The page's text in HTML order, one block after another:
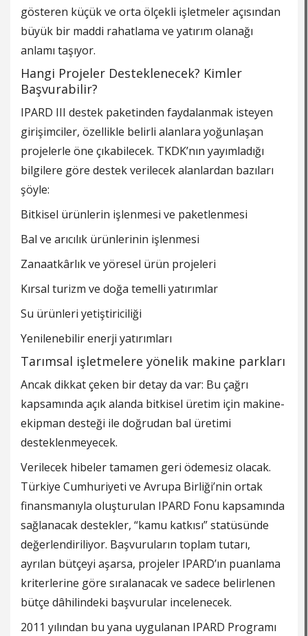
gösteren küçük ve orta ölçekli işletmeler açısından
büyük bir maddi rahatlama ve yatırım olanağı
anlamı taşıyor.
Hangi Projeler Desteklenecek? Kimler
Başvurabilir?
IPARD III destek paketinden faydalanmak isteyen
girişimciler, özellikle belirli alanlara yoğunlaşan
projelerle öne çıkabilecek. TKDK’nın yayımladığı
bilgilere göre destek verilecek alanlardan bazıları
şöyle:
Bitkisel ürünlerin işlenmesi ve paketlenmesi
Bal ve arıcılık ürünlerinin işlenmesi
Zanaatkârlık ve yöresel ürün projeleri
Kırsal turizm ve doğa temelli yatırımlar
Su ürünleri yetiştiriciliği
Yenilenebilir enerji yatırımları
Tarımsal işletmelere yönelik makine parkları
Ancak dikkat çeken bir detay da var: Bu çağrı
kapsamında açık alanda bitkisel üretim için makine-
ekipman desteği ile doğrudan bal üretimi
desteklenmeyecek.
Verilecek hibeler tamamen geri ödemesiz olacak.
Türkiye Cumhuriyeti ve Avrupa Birliği’nin ortak
finansmanıyla oluşturulan IPARD Fonu kapsamında
sağlanacak destekler, “kamu katkısı” statüsünde
değerlendiriliyor. Başvuruların toplam tutarı,
ayrılan bütçeyi aşarsa, projeler IPARD’ın puanlama
kriterlerine göre sıralanacak ve sadece belirlenen
bütçe dâhilindeki başvurular incelenecek.
2011 yılından bu yana uygulanan IPARD Programı